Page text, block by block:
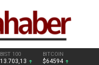
BIST 100
13.703,13
BITCOIN
$64594